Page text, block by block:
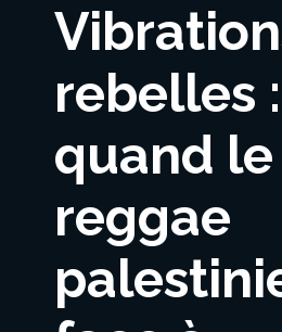
rebelles :
quand le
reggae